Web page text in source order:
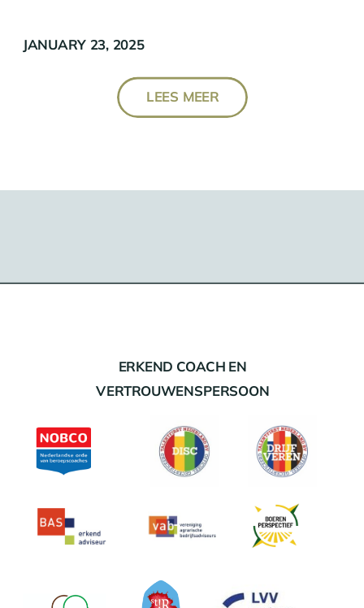
LEES MEER
JANUARY 23, 2025
ERKEND COACH EN
VERTROUWENSPERSOON